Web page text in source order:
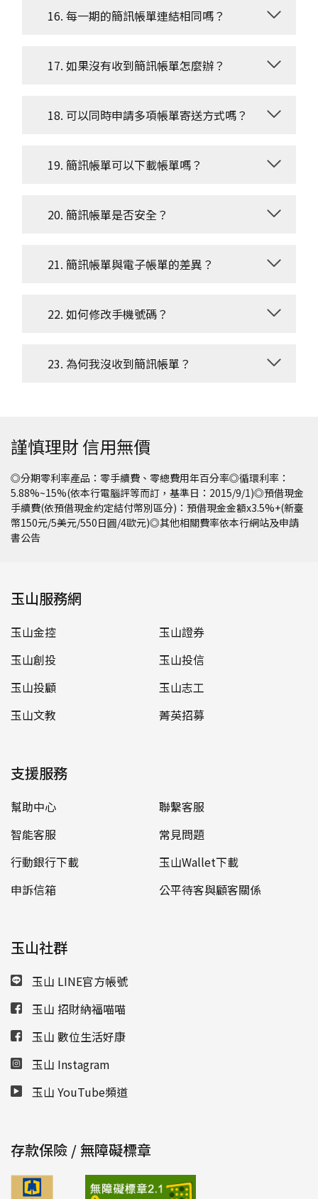
16. 每一期的簡訊帳單連結相同嗎？
17. 如果沒有收到簡訊帳單怎麼辦？
18. 可以同時申請多項帳單寄送方式嗎？
19. 簡訊帳單可以下載帳單嗎？
20. 簡訊帳單是否安全？
21. 簡訊帳單與電子帳單的差異？
22. 如何修改手機號碼？
23. 為何我沒收到簡訊帳單？
謹慎理財 信用無價
◎分期零利率產品：零手續費、零總費用年百分率◎循環利率：
5.88%~15%(依本行電腦評等而訂，基準日：2015/9/1)◎預借現金
手續費(依預借現金約定結付幣別區分)：預借現金金額x3.5%+(新臺
幣150元/5美元/550日圓/4歐元)◎其他相關費率依本行網站及申請
書公告
玉山服務網
玉山金控
玉山證券
玉山創投
玉山投信
玉山投顧
玉山志工
玉山文教
菁英招募
支援服務
幫助中心
聯繫客服
智能客服
常見問題
行動銀行下載
玉山Wallet下載
申訴信箱
公平待客與顧客關係
玉山社群
玉山 LINE官方帳號
玉山 招財納福喵喵
玉山 數位生活好康
玉山 Instagram
玉山 YouTube頻道
存款保險 / 無障礙標章